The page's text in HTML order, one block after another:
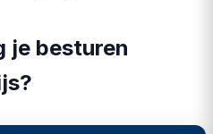
je besturen